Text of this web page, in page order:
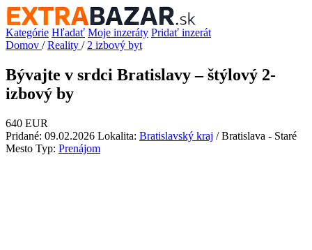
Kategórie Hľadať Moje inzeráty Pridať inzerát
Domov / Reality / 2 izbový byt
Bývajte v srdci Bratislavy – štýlový 2-
izbový by
640 EUR
Pridané: 09.02.2026 Lokalita: Bratislavský kraj / Bratislava - Staré
Mesto Typ: Prenájom